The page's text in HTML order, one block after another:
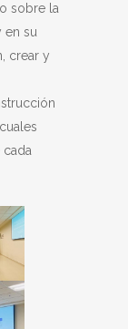
sobre la
en su
crear y